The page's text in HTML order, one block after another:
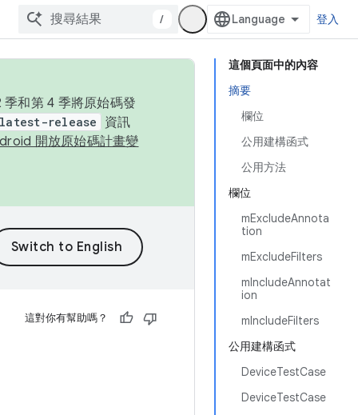
/ 登入
這個頁面中的內容
摘要
欄位
公用建構函式
公用方法
欄位
mExcludeAnnota
tion
mExcludeFilters
mIncludeAnnotat
ion
mIncludeFilters
公用建構函式
DeviceTestCase
DeviceTestCase
和第 4 季將原始碼發
release
資訊
開放原始碼計畫變
這對你有幫助嗎？